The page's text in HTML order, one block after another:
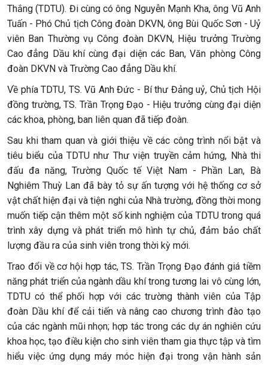
Thắng (TDTU). Đi cùng có ông Nguyễn Mạnh Kha, ông Vũ Anh
Tuấn - Phó Chủ tịch Công đoàn DKVN, ông Bùi Quốc Sơn - Uỷ
viên Ban Thường vụ Công đoàn DKVN, Hiệu trưởng Trường
Cao đẳng Dầu khí cùng đại diện các Ban, Văn phòng Công
đoàn DKVN và Trường Cao đẳng Dầu khí.
Về phía TDTU, TS. Vũ Anh Đức - Bí thư Đảng uỷ, Chủ tịch Hội
đồng trường, TS. Trần Trọng Đạo - Hiệu trưởng cùng đại diện
các khoa, phòng, ban liên quan đã tiếp đoàn.
Sau khi tham quan và giới thiệu về các công trình nổi bật và
tiêu biểu của TDTU như Thư viện truyền cảm hứng, Nhà thi
đấu đa năng, Trường Quốc tế Việt Nam - Phần Lan, Bà
Nghiêm Thuỳ Lan đã bày tỏ sự ấn tượng với hệ thống cơ sở
vật chất hiện đại và tiện nghi của Nhà trường, đồng thời mong
muốn tiếp cận thêm một số kinh nghiệm của TDTU trong quá
trình xây dựng và phát triển mô hình tự chủ, đảm bảo chất
lượng đầu ra của sinh viên trong thời kỳ mới.
Trao đổi về cơ hội hợp tác, TS. Trần Trọng Đạo đánh giá tiềm
năng phát triển của ngành dầu khí trong tương lai vô cùng lớn,
TDTU có thể phối hợp với các trường thành viên của Tập
đoàn Dầu khí để cải tiến và nâng cao chương trình đào tạo
của các ngành mũi nhọn; hợp tác trong các dự án nghiên cứu
khoa học, tạo điều kiện cho sinh viên tham gia thực tập và tìm
hiểu việc ứng dụng máy móc hiện đại trong vận hành sản